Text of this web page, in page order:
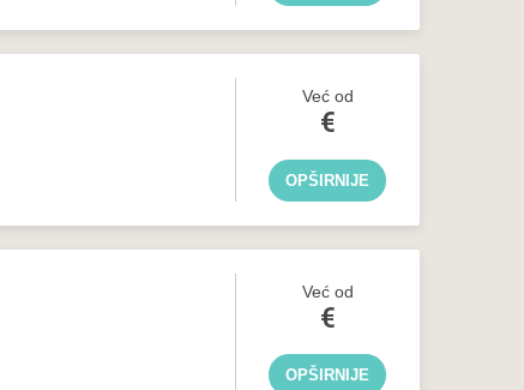
Već od
€
OPŠIRNIJE
Već od
€
OPŠIRNIJE